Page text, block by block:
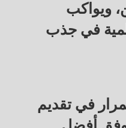
ويواكب
في جذب
في تقديم